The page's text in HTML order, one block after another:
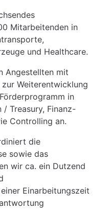
Mitarbeitenden in
und Healthcare.
Angestellten mit
Weiterentwicklung
in
/ Treasury, Finanz-
Controlling an.
die
sowie das
wir ca. ein Dutzend
Einarbeitungszeit